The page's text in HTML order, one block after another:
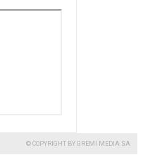
© COPYRIGHT BY GREMI MEDIA SA